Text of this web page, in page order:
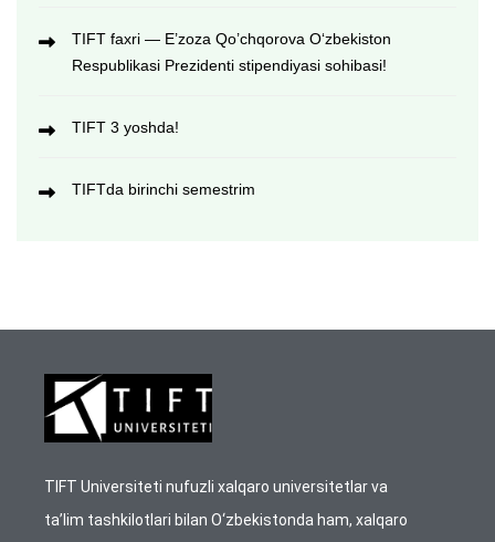
TIFT faxri — E’zoza Qo’chqorova O‘zbekiston
Respublikasi Prezidenti stipendiyasi sohibasi!
TIFT 3 yoshda!
TIFTda birinchi semestrim
TIFT Universiteti nufuzli xalqaro universitetlar va
ta’lim tashkilotlari bilan O‘zbekistonda ham, xalqaro